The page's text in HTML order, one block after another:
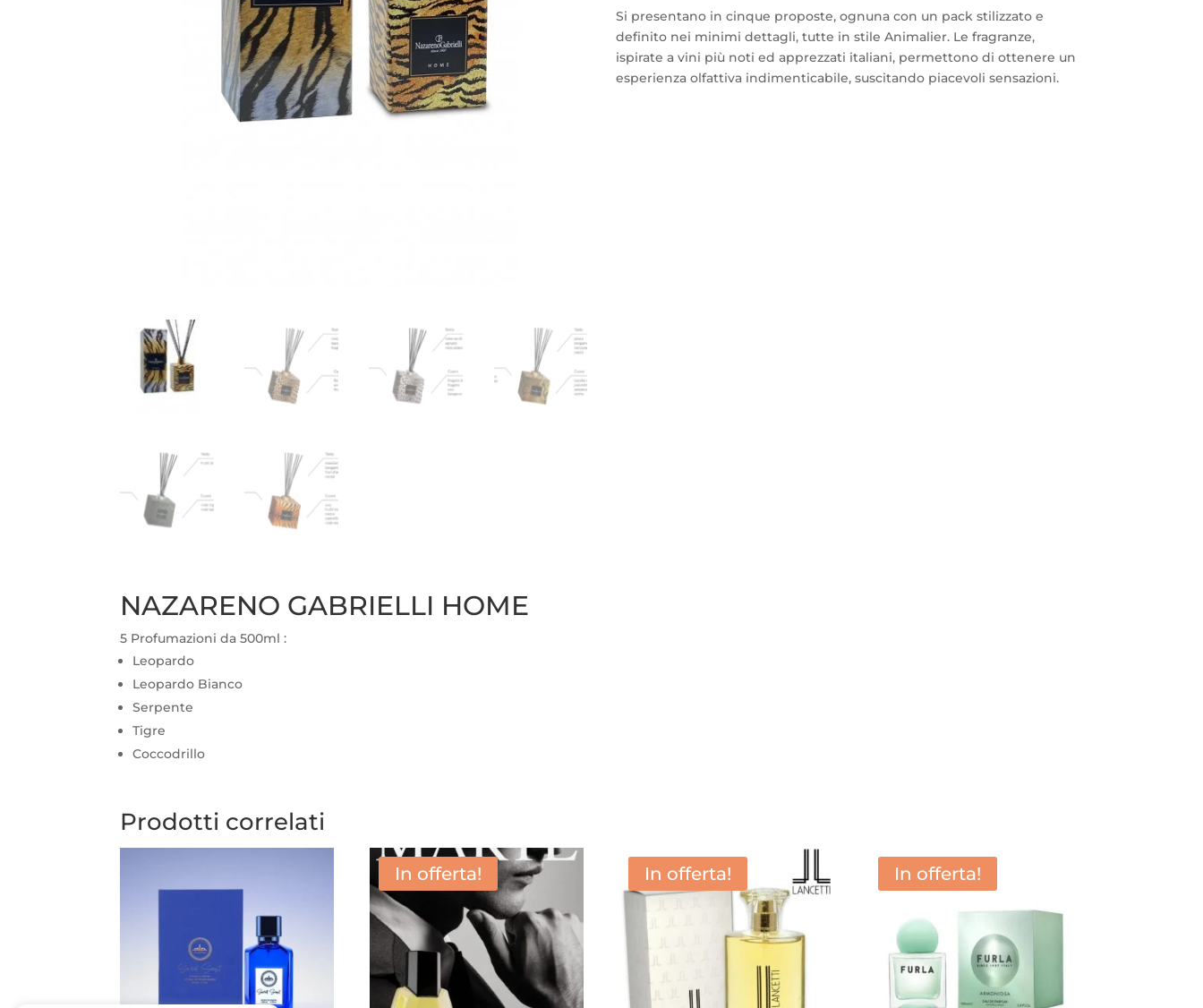
Si presentano in cinque proposte, ognuna con un pack stilizzato e
definito nei minimi dettagli, tutte in stile Animalier. Le fragranze,
ispirate a vini più noti ed apprezzati italiani, permettono di ottenere un
esperienza olfattiva indimenticabile, suscitando piacevoli sensazioni.
NAZARENO GABRIELLI HOME
5 Profumazioni da 500ml :
Leopardo
Leopardo Bianco
Serpente
Tigre
Coccodrillo
Prodotti correlati
In offerta! In offerta! In offerta!